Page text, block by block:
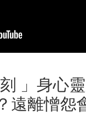
」身心
遠離憎